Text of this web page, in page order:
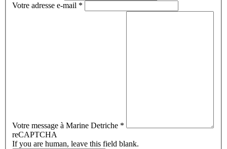
Votre adresse e-mail *
Votre message à Marine Detriche *
reCAPTCHA
If you are human, leave this field blank.